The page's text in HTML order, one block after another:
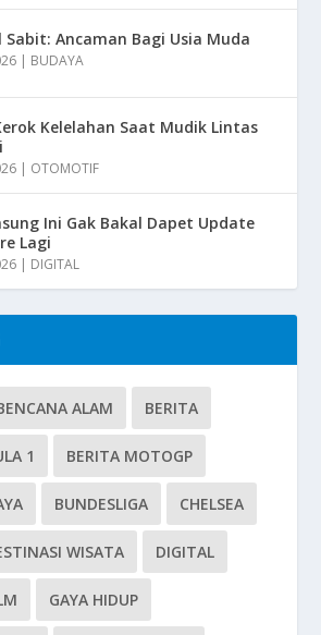
Sabit: Ancaman Bagi Usia Muda
| BUDAYA
Kelelahan Saat Mudik Lintas
| OTOMOTIF
Ini Gak Bakal Dapet Update
Lagi
| DIGITAL
ALAM BERITA
1 BERITA MOTOGP
BUNDESLIGA CHELSEA
WISATA DIGITAL
GAYA HIDUP